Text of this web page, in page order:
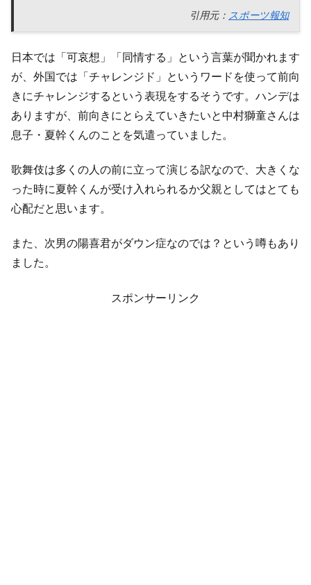
引用元： スポーツ報知
日本では「可哀想」「同情する」という言葉が聞かれます
が、外国では「チャレンジド」というワードを使って前向
きにチャレンジするという表現をするそうです。ハンデは
ありますが、前向きにとらえていきたいと中村獅童さんは
息子・夏幹くんのことを気遣っていました。
歌舞伎は多くの人の前に立って演じる訳なので、大きくな
った時に夏幹くんが受け入れられるか父親としてはとても
心配だと思います。
また、次男の陽喜君がダウン症なのでは？という噂もあり
ました。
スポンサーリンク